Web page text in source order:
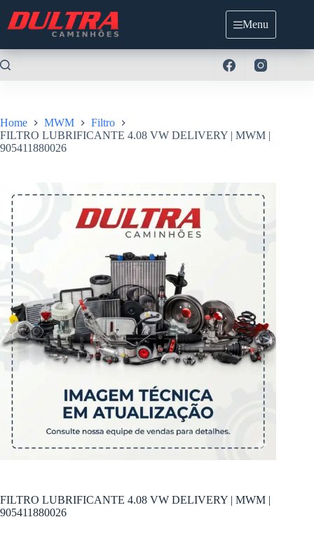
para
Menu
Home MWM
Filtro
FILTRO LUBRIFICANTE 4.08 VW DELIVERY | MWM |
905411880026
FILTRO LUBRIFICANTE 4.08 VW DELIVERY | MWM |
905411880026